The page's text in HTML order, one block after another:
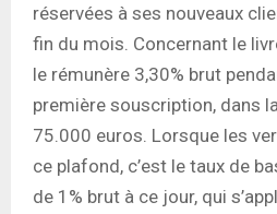
réservées à ses nouveaux
fin du mois. Concernant le
le rémunère 3,30% brut
première souscription, dans
75.000 euros. Lorsque les
ce plafond, c’est le taux de
de 1% brut à ce jour, qui